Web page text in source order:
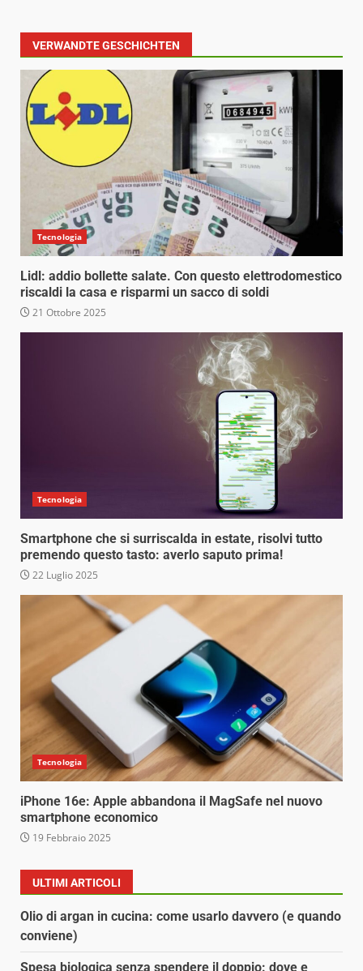
VERWANDTE GESCHICHTEN
Tecnologia
Lidl: addio bollette salate. Con questo elettrodomestico
riscaldi la casa e risparmi un sacco di soldi
21 Ottobre 2025
Tecnologia
Smartphone che si surriscalda in estate, risolvi tutto
premendo questo tasto: averlo saputo prima!
22 Luglio 2025
Tecnologia
iPhone 16e: Apple abbandona il MagSafe nel nuovo
smartphone economico
19 Febbraio 2025
ULTIMI ARTICOLI
Olio di argan in cucina: come usarlo davvero (e quando
conviene)
Spesa biologica senza spendere il doppio: dove e